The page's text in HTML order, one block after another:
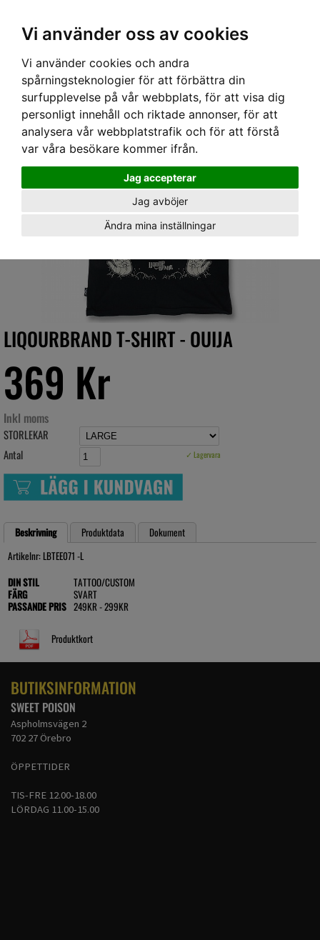
Vi använder oss av cookies
Vi använder cookies och andra
spårningsteknologier för att förbättra din
surfupplevelse på vår webbplats, för att visa dig
personligt innehåll och riktade annonser, för att
analysera vår webbplatstrafik och för att förstå
var våra besökare kommer ifrån.
Jag accepterar
Jag avböjer
Ändra mina inställningar
Hem› HERR›T-SHIRT › LIQOURBRAND T-SHIRT - OUIJA
LIQOURBRAND T-SHIRT - OUIJA
369 Kr
Inkl moms
STORLEKAR
Antal
✓ Lagervara
Beskrivning Produktdata
Dokument
Artikelnr: LBTEE071 -L
DIN STIL
TATTOO/CUSTOM
FÄRG
SVART
PASSANDE PRIS 249KR - 299KR
Produktkort
BUTIKSINFORMATION
SWEET POISON
Aspholmsvägen 2
702 27 Örebro
ÖPPETTIDER
TIS-FRE 12.00-18.00
LÖRDAG 11.00-15.00